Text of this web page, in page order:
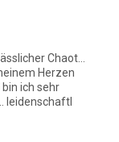
Chaot...
Herzen
ich sehr
leidenschaftl